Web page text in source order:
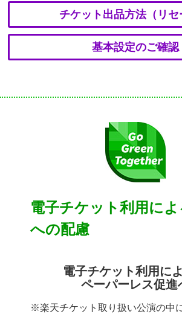
チケット出品方法（リセ
基本設定のご確認
電子チケット利用によ
への配慮
電子チケット利用によ
ペーパーレス促進
※楽天チケット取り扱い公演の中